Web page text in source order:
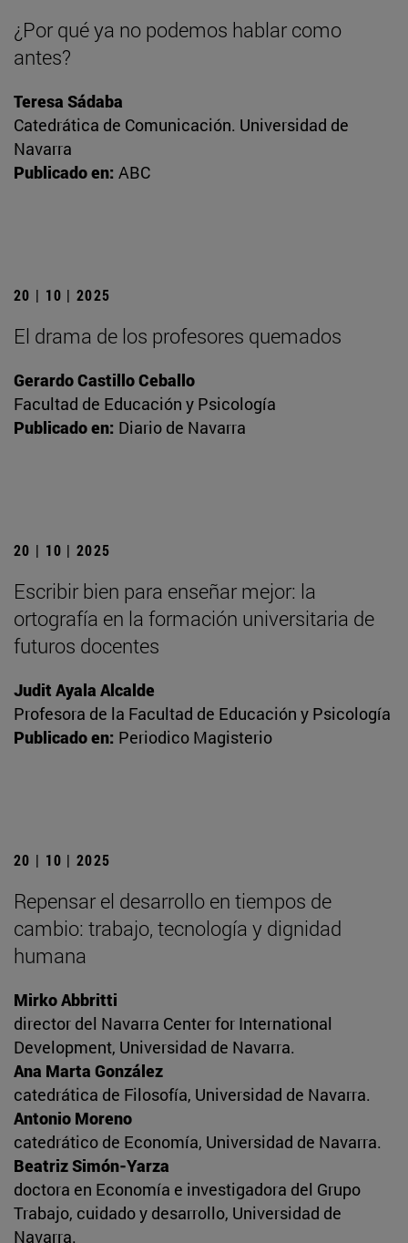
¿Por qué ya no podemos hablar como
antes?
Teresa Sádaba
Catedrática de Comunicación. Universidad de
Navarra
Publicado en: ABC
20 | 10 | 2025
El drama de los profesores quemados
Gerardo Castillo Ceballo
Facultad de Educación y Psicología
Publicado en: Diario de Navarra
20 | 10 | 2025
Escribir bien para enseñar mejor: la
ortografía en la formación universitaria de
futuros docentes
Judit Ayala Alcalde
Profesora de la Facultad de Educación y Psicología
Publicado en: Periodico Magisterio
20 | 10 | 2025
Repensar el desarrollo en tiempos de
cambio: trabajo, tecnología y dignidad
humana
Mirko Abbritti
director del Navarra Center for International
Development, Universidad de Navarra.
Ana Marta González
catedrática de Filosofía, Universidad de Navarra.
Antonio Moreno
catedrático de Economía, Universidad de Navarra.
Beatriz Simón-Yarza
doctora en Economía e investigadora del Grupo
Trabajo, cuidado y desarrollo, Universidad de
Navarra.